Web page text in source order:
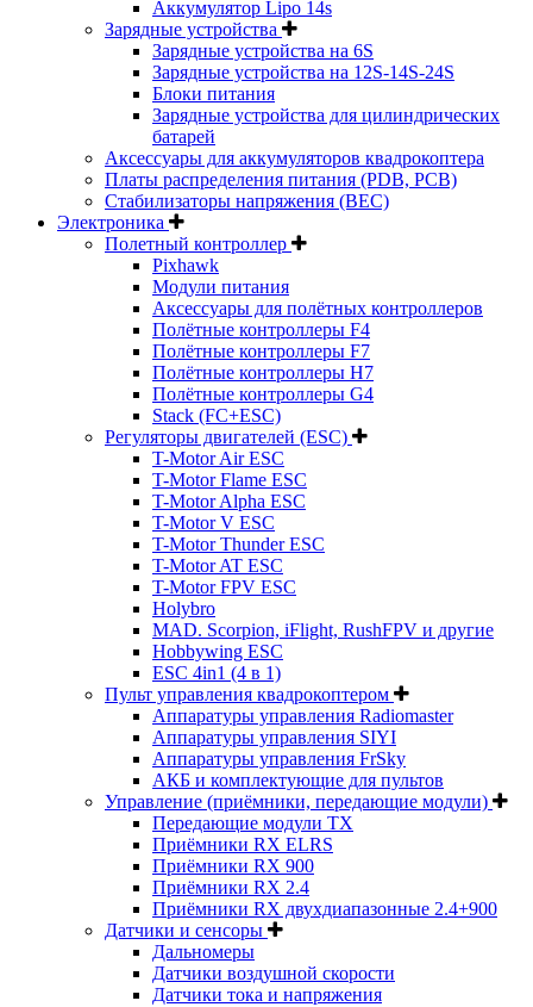
Аккумулятор Lipo 14s
Зарядные устройства
Зарядные устройства на 6S
Зарядные устройства на 12S-14S-24S
Блоки питания
Зарядные устройства для цилиндрических
батарей
Аксессуары для аккумуляторов квадрокоптера
Платы распределения питания (PDB, PCB)
Стабилизаторы напряжения (BEC)
Электроника
Полетный контроллер
Pixhawk
Модули питания
Аксессуары для полётных контроллеров
Полётные контроллеры F4
Полётные контроллеры F7
Полётные контроллеры H7
Полётные контроллеры G4
Stack (FC+ESC)
Регуляторы двигателей (ESC)
T-Motor Air ESC
T-Motor Flame ESC
T-Motor Alpha ESC
T-Motor V ESC
T-Motor Thunder ESC
T-Motor AT ESC
T-Motor FPV ESC
Holybro
MAD. Scorpion, iFlight, RushFPV и другие
Hobbywing ESC
ESC 4in1 (4 в 1)
Пульт управления квадрокоптером
Аппаратуры управления Radiomaster
Аппаратуры управления SIYI
Аппаратуры управления FrSky
АКБ и комплектующие для пультов
Управление (приёмники, передающие модули)
Передающие модули TX
Приёмники RX ELRS
Приёмники RX 900
Приёмники RX 2.4
Приёмники RX двухдиапазонные 2.4+900
Датчики и сенсоры
Дальномеры
Датчики воздушной скорости
Датчики тока и напряжения